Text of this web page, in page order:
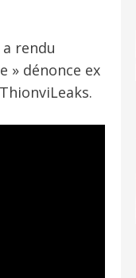
rendu
» dénonce ex